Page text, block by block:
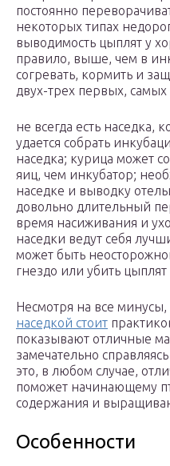
постоянно
некоторых типах
выводимость цыплят у
правило, выше, чем в
согревать, кормить и
двух-трех первых,
не всегда есть наседка,
удается собрать
наседка; курица может
яиц, чем инкубатор;
наседке и выводку
довольно длительный
время насиживания и
наседки ведут себя
может быть
гнездо или убить цыплят
Несмотря на все
наседкой стоит
показывают отличные
замечательно
это, в любом случае,
поможет начинающему
содержания и
Особенности